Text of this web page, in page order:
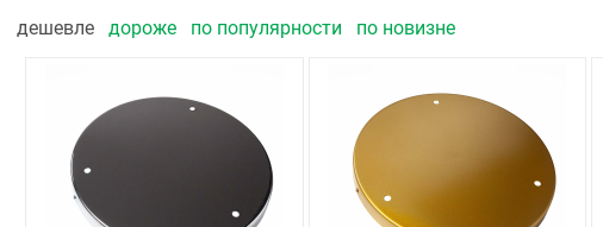
дешевле дороже по популярности по новизне